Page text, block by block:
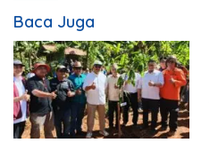
Baca Juga